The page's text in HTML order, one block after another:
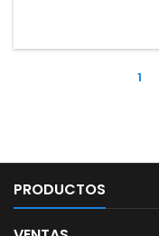
1
PRODUCTOS